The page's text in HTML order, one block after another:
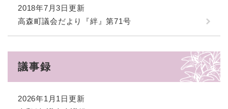
2018年7月3日更新
高森町議会だより『絆』第71号
議事録
2026年1月1日更新